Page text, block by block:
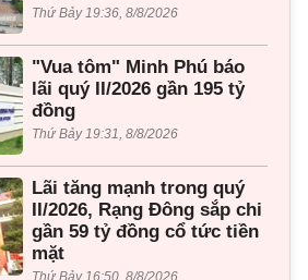
Thứ Bảy 19:36, 8/8/2026
"Vua tôm" Minh Phú báo
lãi quý II/2026 gần 195 tỷ
đồng
Thứ Bảy 19:31, 8/8/2026
Lãi tăng mạnh trong quý
II/2026, Rạng Đông sắp chi
gần 59 tỷ đồng cổ tức tiền
mặt
Thứ Bảy 16:50, 8/8/2026